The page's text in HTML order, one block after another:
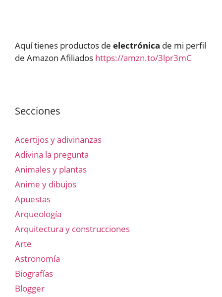
Aquí tienes productos de electrónica de mi perfil
de Amazon Afiliados https://amzn.to/3lpr3mC
Secciones
Acertijos y adivinanzas
Adivina la pregunta
Animales y plantas
Anime y dibujos
Apuestas
Arqueología
Arquitectura y construcciones
Arte
Astronomía
Biografías
Blogger